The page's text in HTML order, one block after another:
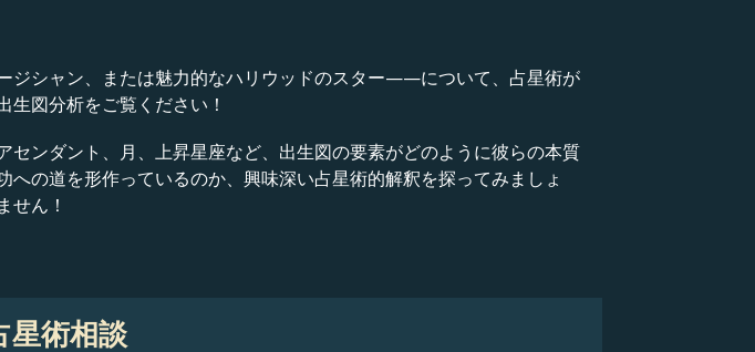
シャン、または魅力的なハリウッドのスター——について、占星術が
図分析をご覧ください！
ンダント、月、上昇星座など、出生図の要素がどのように彼らの本質
の道を形作っているのか、興味深い占星術的解釈を探ってみましょ
せん！
星術相談